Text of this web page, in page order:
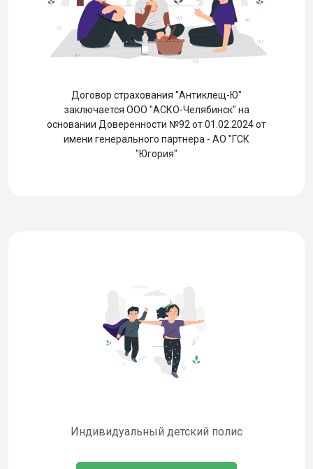
Договор страхования "Антиклещ-Ю"
заключается ООО "АСКО-Челябинск" на
основании Доверенности №92 от 01.02.2024 от
имени генерального партнера - АО "ГСК
"Югория"
Индивидуальный детский полис